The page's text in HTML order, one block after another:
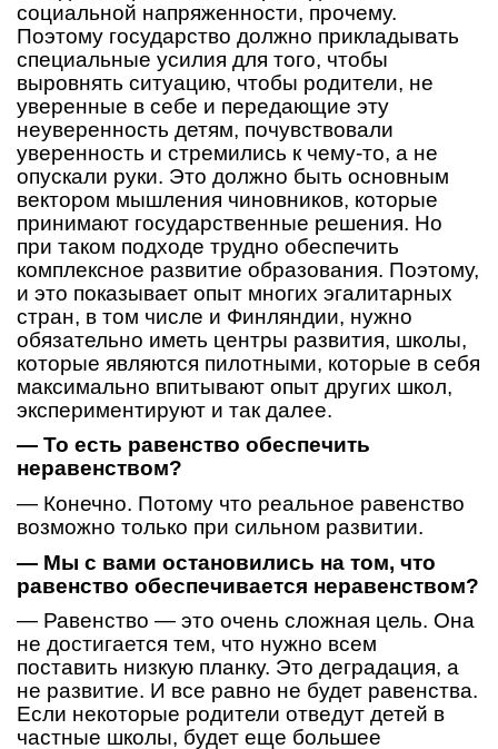
социальной напряженности, прочему.
Поэтому государство должно прикладывать
специальные усилия для того, чтобы
выровнять ситуацию, чтобы родители, не
уверенные в себе и передающие эту
неуверенность детям, почувствовали
уверенность и стремились к чему-то, а не
опускали руки. Это должно быть основным
вектором мышления чиновников, которые
принимают государственные решения. Но
при таком подходе трудно обеспечить
комплексное развитие образования. Поэтому,
и это показывает опыт многих эгалитарных
стран, в том числе и Финляндии, нужно
обязательно иметь центры развития, школы,
которые являются пилотными, которые в себя
максимально впитывают опыт других школ,
экспериментируют и так далее.
— То есть равенство обеспечить
неравенством?
— Конечно. Потому что реальное равенство
возможно только при сильном развитии.
— Мы с вами остановились на том, что
равенство обеспечивается неравенством?
— Равенство — это очень сложная цель. Она
не достигается тем, что нужно всем
поставить низкую планку. Это деградация, а
не развитие. И все равно не будет равенства.
Если некоторые родители отведут детей в
частные школы, будет еще большее